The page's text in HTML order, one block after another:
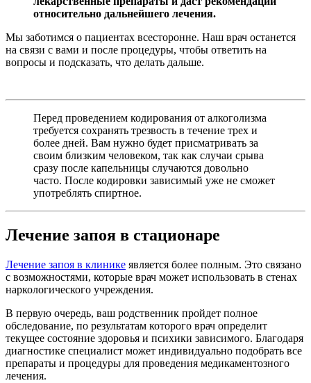
относительно дальнейшего лечения.
Мы заботимся о пациентах всесторонне. Наш врач останется
на связи с вами и после процедуры, чтобы ответить на
вопросы и подсказать, что делать дальше.
Перед проведением кодирования от алкоголизма
требуется сохранять трезвость в течение трех и
более дней. Вам нужно будет присматривать за
своим близким человеком, так как случаи срыва
сразу после капельницы случаются довольно
часто. После кодировки зависимый уже не сможет
употреблять спиртное.
Лечение запоя в стационаре
Лечение запоя в клинике является более полным. Это связано
с возможностями, которые врач может использовать в стенах
наркологического учреждения.
В первую очередь, ваш родственник пройдет полное
обследование, по результатам которого врач определит
текущее состояние здоровья и психики зависимого. Благодаря
диагностике специалист может индивидуально подобрать все
препараты и процедуры для проведения медикаментозного
лечения.